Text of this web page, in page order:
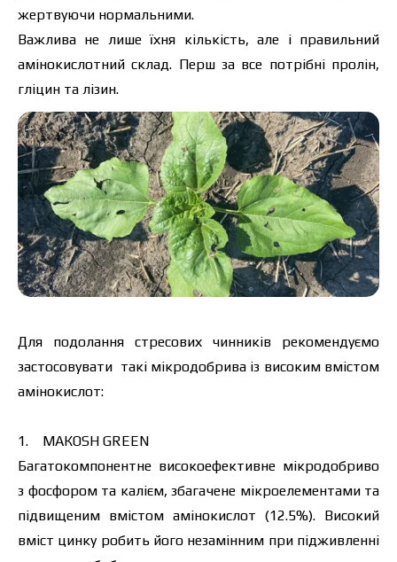
жертвуючи нормальними.
Важлива не лише їхня кількість, але і правильний
амінокислотний склад. Перш за все потрібні пролін,
гліцин та лізин.
Для подолання стресових чинників рекомендуємо
застосовувати такі мікродобрива із високим вмістом
амінокислот:
1. МАКОSH GREEN
Багатокомпонентне високоефективне мікродобриво
з фосфором та калієм, збагачене мікроелементами та
підвищеним вмістом амінокислот (12.5%). Високий
вміст цинку робить його незамінним при підживленні
Для прорахунку індивідуальної ціни заповніть
дані: